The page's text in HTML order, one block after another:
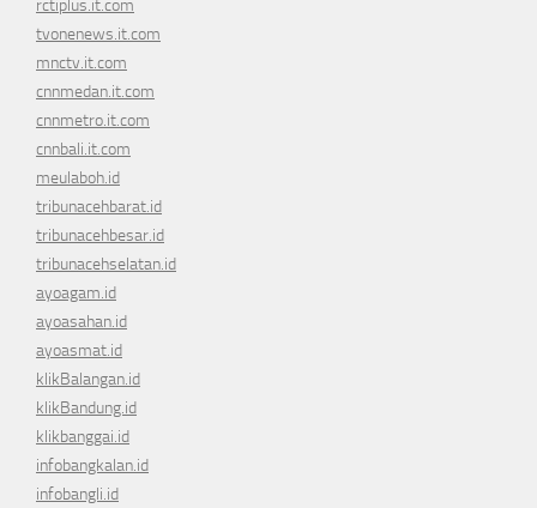
rctiplus.it.com
tvonenews.it.com
mnctv.it.com
cnnmedan.it.com
cnnmetro.it.com
cnnbali.it.com
meulaboh.id
tribunacehbarat.id
tribunacehbesar.id
tribunacehselatan.id
ayoagam.id
ayoasahan.id
ayoasmat.id
klikBalangan.id
klikBandung.id
klikbanggai.id
infobangkalan.id
infobangli.id